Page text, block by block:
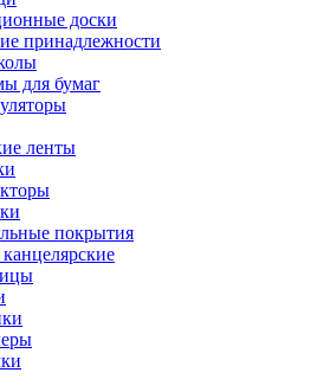
доски
принадлежности
для бумаг
ленты
покрытия